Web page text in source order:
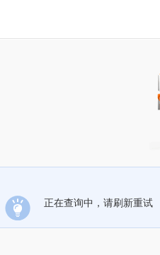
正在查询中，请刷新重试